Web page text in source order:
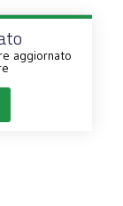
aggiornato